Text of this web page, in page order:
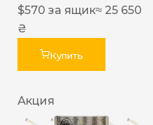
$570 за ящик≈ 25 650
₴
Купить
Акция